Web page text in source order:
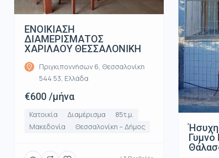
ΕΝΟΙΚΙΑΣΗ
ΔΙΑΜΕΡΙΣΜΑΤΟΣ
ΧΑΡΙΛΑΟΥ ΘΕΣΣΑΛΟΝΙΚΗ
Πριγκιποννήσων 6, Θεσσαλονίκη
544 53, Ελλάδα
€600 /μήνα
Κατοικία Διαμέρισμα
85τ.μ.
Μακεδονία
Θεσσαλονίκη – Δήμος
Γυμνό